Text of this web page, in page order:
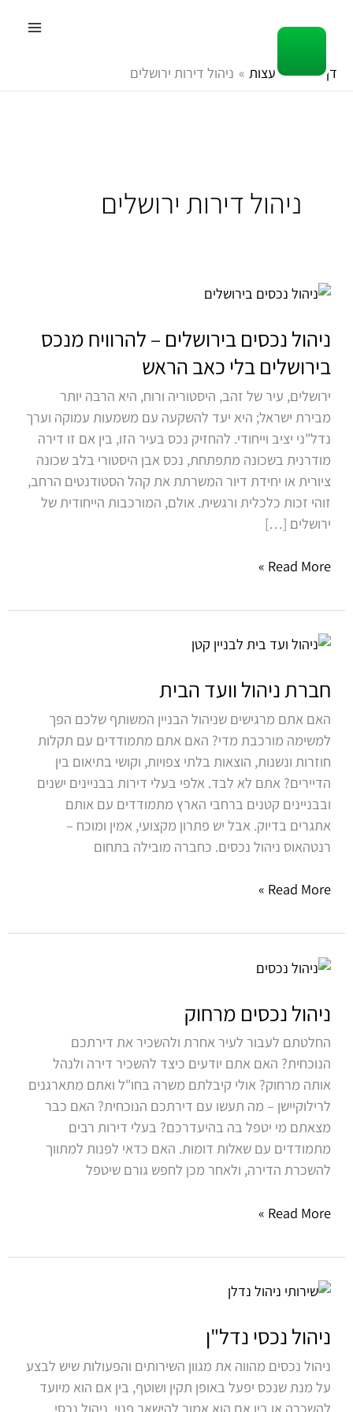
לתוכן
דף הבית עצות ניהול דירות ירושלים
ניהול דירות ירושלים
ניהול נכסים בירושלים – להרוויח מנכס
בירושלים בלי כאב הראש
ירושלים, עיר של זהב, היסטוריה ורוח, היא הרבה יותר
מבירת ישראל; היא יעד להשקעה עם משמעות עמוקה וערך
נדל"ני יציב וייחודי. להחזיק נכס בעיר הזו, בין אם זו דירה
מודרנית בשכונה מתפתחת, נכס אבן היסטורי בלב שכונה
ציורית או יחידת דיור המשרתת את קהל הסטודנטים הרחב,
זוהי זכות כלכלית ורגשית. אולם, המורכבות הייחודית של
ירושלים […]
ניהול
בירושלים
להרוויח
מנכס
בירושלים
בלי
כאב
הראש
Read More »
חברת ניהול וועד הבית
האם אתם מרגישים שניהול הבניין המשותף שלכם הפך
למשימה מורכבת מדי? האם אתם מתמודדים עם תקלות
חוזרות ונשנות, הוצאות בלתי צפויות, וקושי בתיאום בין
הדיירים? אתם לא לבד. אלפי בעלי דירות בבניינים ישנים
ובבניינים קטנים ברחבי הארץ מתמודדים עם אותם
אתגרים בדיוק. אבל יש פתרון מקצועי, אמין ומוכח –
רנטהאוס ניהול נכסים. כחברה מובילה בתחום
חברת
וועד
Read More »
ניהול נכסים מרחוק
החלטתם לעבור לעיר אחרת ולהשכיר את דירתכם
הנוכחית? האם אתם יודעים כיצד להשכיר דירה ולנהל
אותה מרחוק? אולי קיבלתם משרה בחו"ל ואתם מתארגנים
לרילוקיישן – מה תעשו עם דירתכם הנוכחית? האם כבר
מצאתם מי יטפל בה בהיעדרכם? בעלי דירות רבים
מתמודדים עם שאלות דומות. האם כדאי לפנות למתווך
להשכרת הדירה, ולאחר מכן לחפש גורם שיטפל
ניהול
מרחוק
Read More »
ניהול נכסי נדל"ן
ניהול נכסים מהווה את מגוון השירותים והפעולות שיש לבצע
על מנת שנכס יפעל באופן תקין ושוטף, בין אם הוא מיועד
להשכרה או בין אם הוא אמור להישאר פנוי. ניהול נכסי
ניהול
נדל"ן